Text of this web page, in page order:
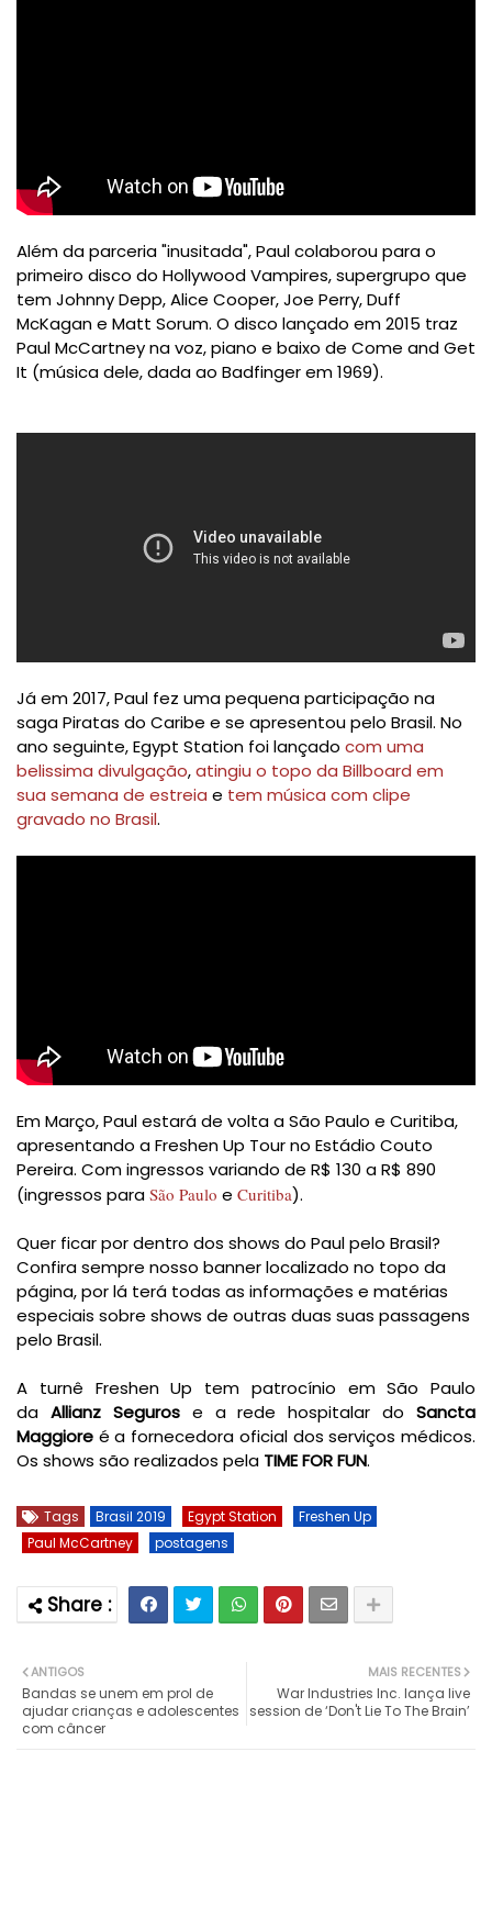
Além da parceria "inusitada", Paul colaborou para o
primeiro disco do Hollywood Vampires, supergrupo que
tem Johnny Depp, Alice Cooper, Joe Perry, Duff
McKagan e Matt Sorum. O disco lançado em 2015 traz
Paul McCartney na voz, piano e baixo de Come and Get
It (música dele, dada ao Badfinger em 1969).
Já em 2017, Paul fez uma pequena participação na
saga Piratas do Caribe e se apresentou pelo Brasil. No
ano seguinte, Egypt Station foi lançado com uma
belissima divulgação,atingiu o topo da Billboard em
sua semana de estreia e tem música com clipe
gravado no Brasil.
Em Março, Paul estará de volta a São Paulo e Curitiba,
apresentando a Freshen Up Tour no Estádio Couto
Pereira. Com ingressos variando de R$ 130 a R$ 890
(ingressos para São Paulo e Curitiba).
Quer ficar por dentro dos shows do Paul pelo Brasil?
Confira sempre nosso banner localizado no topo da
página, por lá terá todas as informações e matérias
especiais sobre shows de outras duas suas passagens
pelo Brasil.
A turnê Freshen Up tem patrocínio em São Paulo
da Allianz Segurose a rede hospitalar do Sancta
Maggiore é a fornecedora oficial dos serviços médicos.
Os shows são realizados pela TIME FOR FUN.
Tags Brasil 2019 Egypt Station
Freshen Up
Paul McCartney
postagens
MAIS RECENTES
War Industries Inc. lança live
session de ‘Don't Lie To The Brain’
ANTIGOS
Bandas se unem em prol de
ajudar crianças e adolescentes
com câncer